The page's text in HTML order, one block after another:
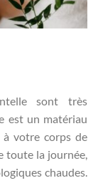
sont très
est un matériau
votre corps de
toute la journée,
chaudes.